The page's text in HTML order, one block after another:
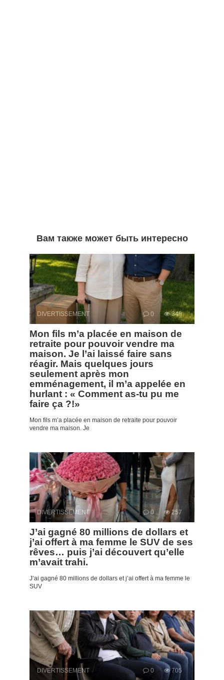
Вам также может быть интересно
DIVERTISSEMENT 0 348
Mon fils m’a placée en maison de
retraite pour pouvoir vendre ma
maison. Je l’ai laissé faire sans
réagir. Mais quelques jours
seulement après mon
emménagement, il m’a appelée en
hurlant : « Comment as-tu pu me
faire ça ?!»
Mon fils m’a placée en maison de retraite pour pouvoir
vendre ma maison. Je
DIVERTISSEMENT 0 257
J’ai gagné 80 millions de dollars et
j’ai offert à ma femme le SUV de ses
rêves… puis j’ai découvert qu’elle
m’avait trahi.
J’ai gagné 80 millions de dollars et j’ai offert à ma femme le
SUV
DIVERTISSEMENT 0 705